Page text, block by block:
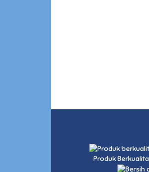
Produk